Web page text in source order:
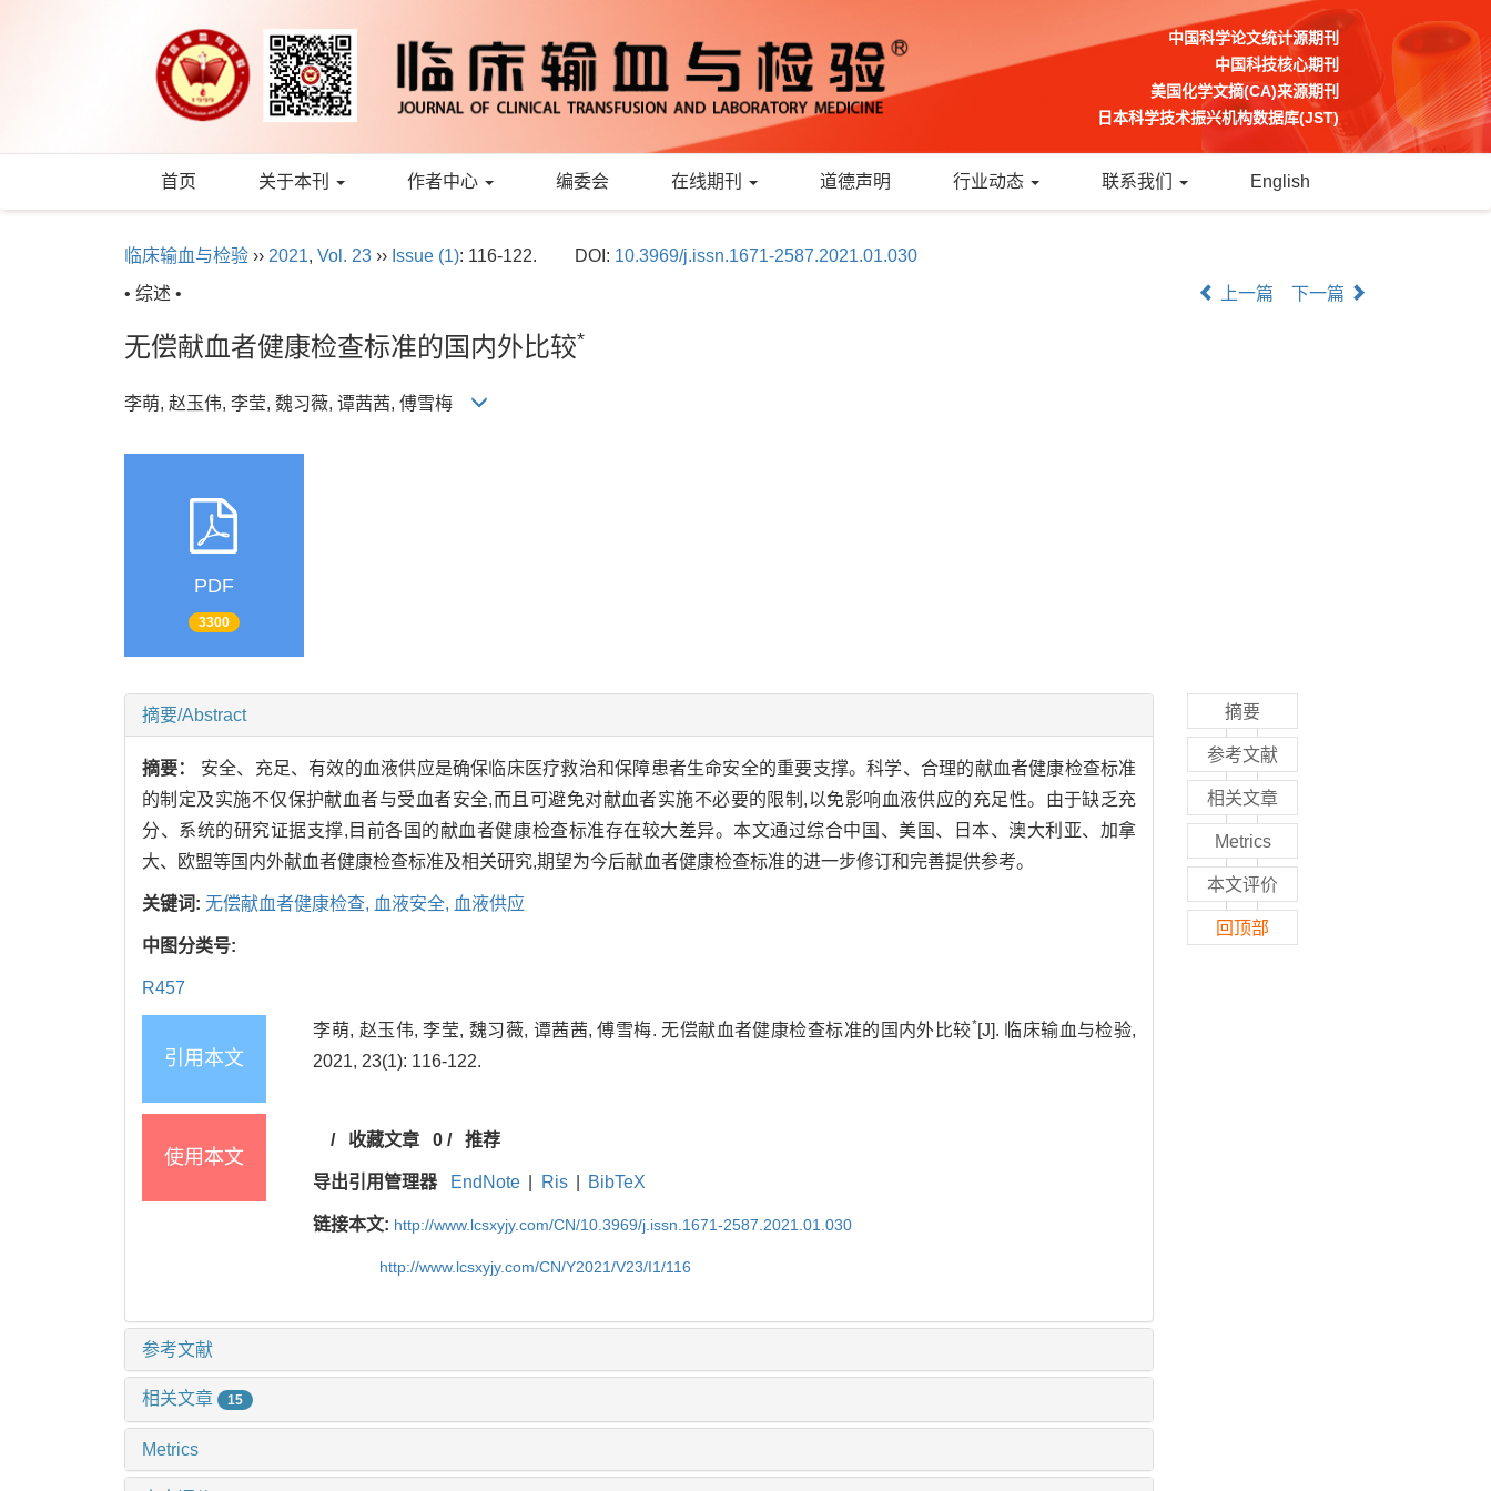
中国科学论文统计源期刊
中国科技核心期刊
美国化学文摘(CA)来源期刊
日本科学技术振兴机构数据库(JST)
首页 关于本刊 作者中心 编委会 在线期刊 道德声明 行业动态 联系我们 English
临床输血与检验 ›› 2021, Vol. 23 ›› Issue (1): 116-122. DOI: 10.3969/j.issn.1671-2587.2021.01.030
• 综述 •
上一篇 下一篇
无偿献血者健康检查标准的国内外比较*
李萌, 赵玉伟, 李莹, 魏习薇, 谭茜茜, 傅雪梅
PDF
3300
摘要/Abstract
摘要： 安全、充足、有效的血液供应是确保临床医疗救治和保障患者生命安全的重要支撑。科学、合理的献血者健康检查标准
的制定及实施不仅保护献血者与受血者安全,而且可避免对献血者实施不必要的限制,以免影响血液供应的充足性。由于缺乏充
分、系统的研究证据支撑,目前各国的献血者健康检查标准存在较大差异。本文通过综合中国、美国、日本、澳大利亚、加拿
大、欧盟等国内外献血者健康检查标准及相关研究,期望为今后献血者健康检查标准的进一步修订和完善提供参考。
关键词: 无偿献血者健康检查, 血液安全, 血液供应
中图分类号:
R457
引用本文
李萌, 赵玉伟, 李莹, 魏习薇, 谭茜茜, 傅雪梅. 无偿献血者健康检查标准的国内外比较*[J]. 临床输血与检验,
2021, 23(1): 116-122.
使用本文
/ 收藏文章 0/ 推荐
导出引用管理器 EndNote Ris BibTeX
链接本文: http://www.lcsxyjy.com/CN/10.3969/j.issn.1671-2587.2021.01.030
http://www.lcsxyjy.com/CN/Y2021/V23/I1/116
参考文献
相关文章 15
Metrics
摘要
参考文献
相关文章
Metrics
本文评价
回顶部